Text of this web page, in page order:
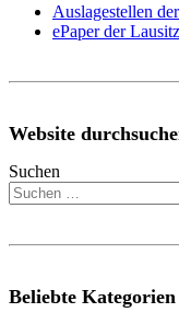
Auslagestellen
ePaper der
Website
Suchen
Beliebte Kategorien